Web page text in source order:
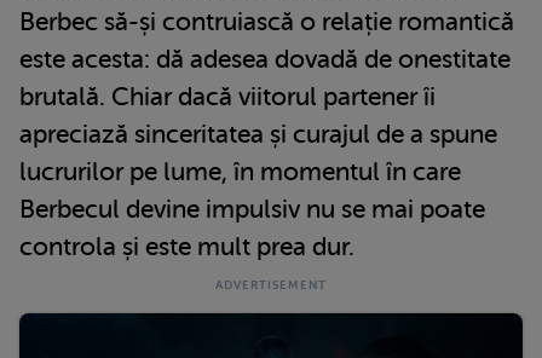
Berbec să-și contruiască o relație romantică
este acesta: dă adesea dovadă de onestitate
brutală. Chiar dacă viitorul partener îi
apreciază sinceritatea și curajul de a spune
lucrurilor pe lume, în momentul în care
Berbecul devine impulsiv nu se mai poate
controla și este mult prea dur.